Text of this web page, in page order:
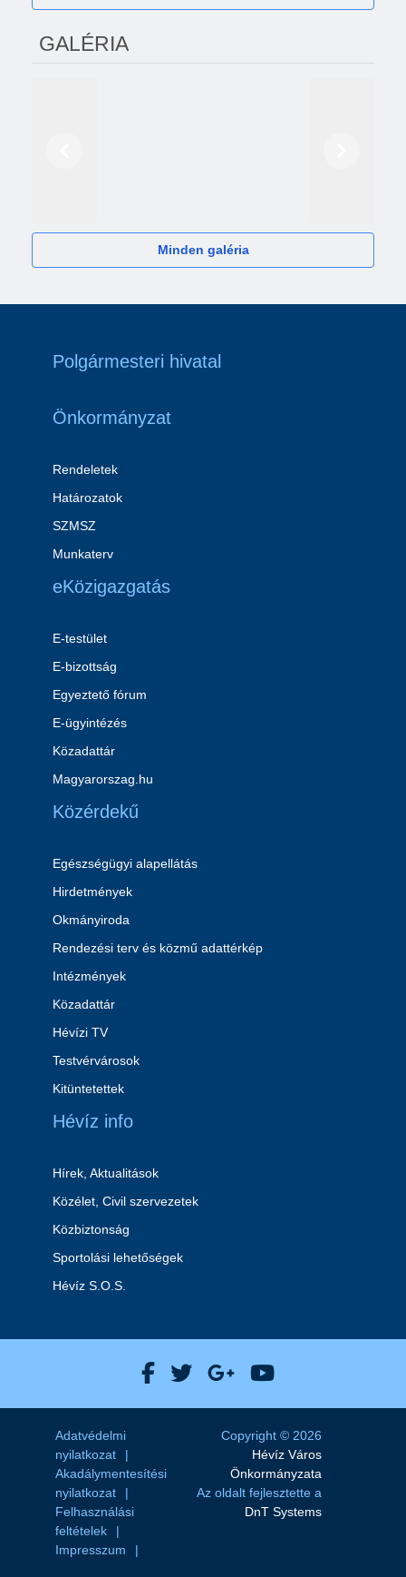
GALÉRIA
Minden galéria
Polgármesteri hivatal
Önkormányzat
Rendeletek
Határozatok
SZMSZ
Munkaterv
eKözigazgatás
E-testület
E-bizottság
Egyeztető fórum
E-ügyintézés
Közadattár
Magyarorszag.hu
Közérdekű
Egészségügyi alapellátás
Hirdetmények
Okmányiroda
Rendezési terv és közmű adattérkép
Intézmények
Közadattár
Hévízi TV
Testvérvárosok
Kitüntetettek
Hévíz info
Hírek, Aktualitások
Közélet, Civil szervezetek
Közbiztonság
Sportolási lehetőségek
Hévíz S.O.S.
Hévíz Város Facebook
Hévíz Város X
Hévíz Város
Hévíz Város
Adatvédelmi
nyilatkozat
Akadálymentesítési
nyilatkozat
Felhasználási
feltételek
Impresszum
Copyright © 2026
Hévíz Város
Önkormányzata
Az oldalt fejlesztette a
DnT Systems